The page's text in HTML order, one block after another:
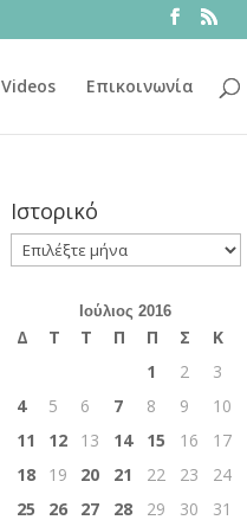
Videos Επικοινωνία
Ιστορικό
Ιστορικό
Ιούλιος 2016
Δ Τ Τ Π Π Σ
Κ
1
2
3
4
5 6 7 8 9
10
11
12 13 14 15 16
17
18
19 20 21 22 23
24
25
26 27 28 29 30
31